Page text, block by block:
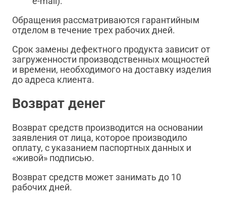
Обращения рассматриваются гарантийным
отделом в течение трех рабочих дней.
Срок замены дефектного продукта зависит от
загруженности производственных мощностей
и времени, необходимого на доставку изделия
до адреса клиента.
Возврат денег
Возврат средств производится на основании
заявления от лица, которое производило
оплату, с указанием паспортных данных и
«живой» подписью.
Возврат средств может занимать до 10
рабочих дней.